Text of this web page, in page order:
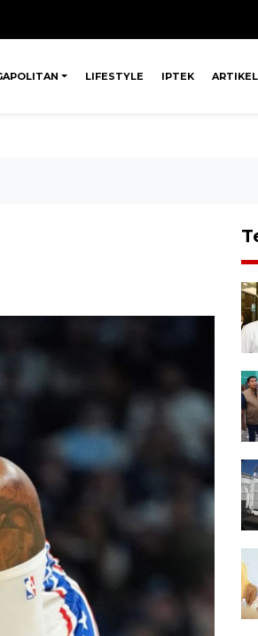
LIFESTYLE IPTEK ARTIKEL